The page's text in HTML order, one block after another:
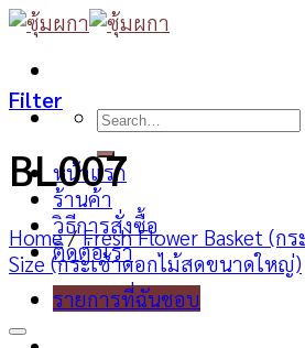
Skip
content
Search
หน้าแรก
ร้านค้า
วิธีการสั่งซื้อ
ติดต่อเรา
รายการที่ฉันชอบ
Filter
BL007
Home / Fresh Flower Basket (ก
Size (กระเช้าดอกไม้สดขนาดใหญ่)